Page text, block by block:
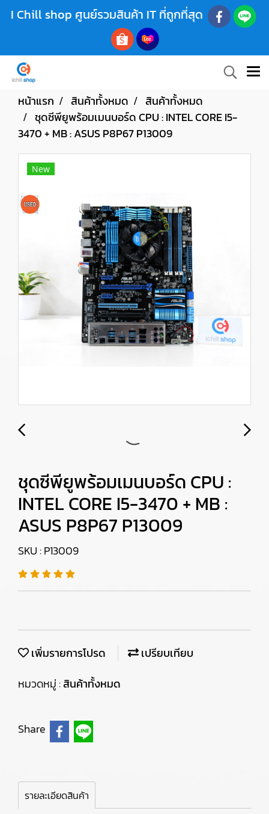
I Chill shop ศูนย์รวมสินค้า IT ที่ถูกที่สุด
หน้าแรก สินค้าทั้งหมด
สินค้าทั้งหมด
ชุดซีพียูพร้อมเมนบอร์ด CPU : INTEL CORE I5-
3470 + MB : ASUS P8P67 P13009
New
ชุดซีพียูพร้อมเมนบอร์ด CPU :
INTEL CORE I5-3470 + MB :
ASUS P8P67 P13009
SKU : P13009
เพิ่มรายการโปรด
เปรียบเทียบ
หมวดหมู่ :สินค้าทั้งหมด
Share
รายละเอียดสินค้า